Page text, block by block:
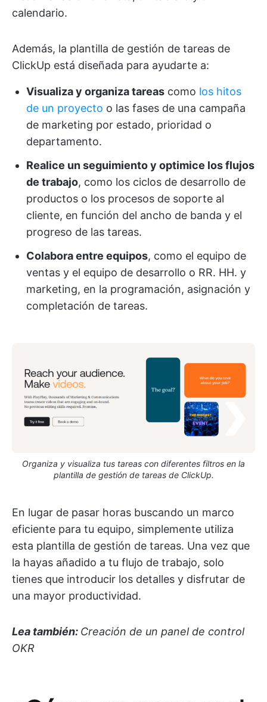
calendario.
Además, la plantilla de gestión de tareas de
ClickUp está diseñada para ayudarte a:
Visualiza y organiza tareas como los hitos
de un proyecto o las fases de una campaña
de marketing por estado, prioridad o
departamento.
Realice un seguimiento y optimice los flujos
de trabajo, como los ciclos de desarrollo de
productos o los procesos de soporte al
cliente, en función del ancho de banda y el
progreso de las tareas.
Colabora entre equipos, como el equipo de
ventas y el equipo de desarrollo o RR. HH. y
marketing, en la programación, asignación y
completación de tareas.
Organiza y visualiza tus tareas con diferentes filtros en la
plantilla de gestión de tareas de ClickUp.
En lugar de pasar horas buscando un marco
eficiente para tu equipo, simplemente utiliza
esta plantilla de gestión de tareas. Una vez que
la hayas añadido a tu flujo de trabajo, solo
tienes que introducir los detalles y disfrutar de
una mayor productividad.
Lea también: Creación de un panel de control
OKR